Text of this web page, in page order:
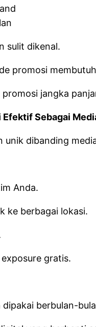
sulit dikenal.
promosi
jangka
Sebagai
unik dibanding
Anda.
ke berbagai lokasi.
gratis.
dipakai berbulan-